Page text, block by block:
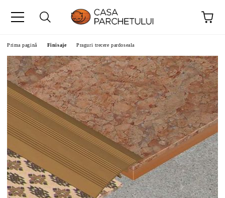
Prima pagină Finisaje Praguri trecere pardoseala